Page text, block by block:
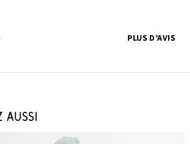
PLUS D’AVIS
AUSSI